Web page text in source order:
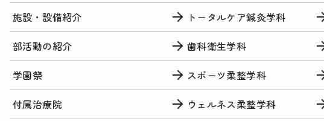
施設・設備紹介
部活動の紹介
学園祭
付属治療院
トータルケア鍼灸学科
歯科衛生学科
スポーツ柔整学科
ウェルネス柔整学科